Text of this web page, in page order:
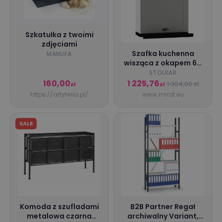
Szkatułka z twoimi
zdjęciami
MANUFA
160,00zł
https://artyferia.pl/
Szafka kuchenna
wisząca z okapem 60
ADELE W60 SLIM/88 P/L
szary mat/czarna
STOLKAR
STOLKAR
1 225,76zł 1 304,00 zł
www.mirat.eu
SALE
Komoda z szufladami
metalowa czarna
B2B Partner Regał
archiwalny Variant,